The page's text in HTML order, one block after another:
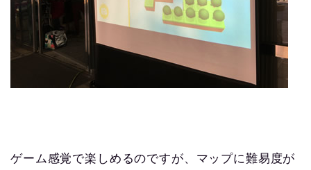
ゲーム感覚で楽しめるのですが、マップに難易度が